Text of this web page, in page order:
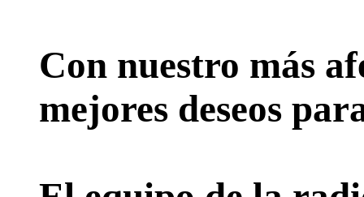
Con nuestro más
mejores deseos